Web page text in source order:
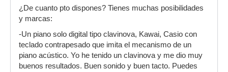
¿De cuanto pto dispones? Tienes muchas posibilidades
y marcas:
-Un piano solo digital tipo clavinova, Kawai, Casio con
teclado contrapesado que imita el mecanismo de un
piano acústico. Yo he tenido un clavinova y me dio muy
buenos resultados. Buen sonido y buen tacto. Puedes